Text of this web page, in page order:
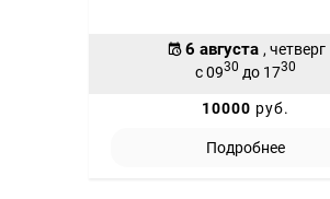
6 августа , четверг
с 0930 до 1730
10000 руб.
Подробнее